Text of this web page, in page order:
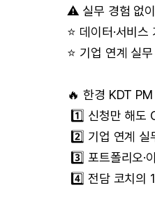
⚠️ 실무 경험 없
⭐ 데이터·서비
⭐ 기업 연계 실
🔥 한경 KDT
1️⃣ 신청만 해도
2️⃣ 기업 연계 실
3️⃣ 포트폴리오·
4️⃣ 전담 코치의